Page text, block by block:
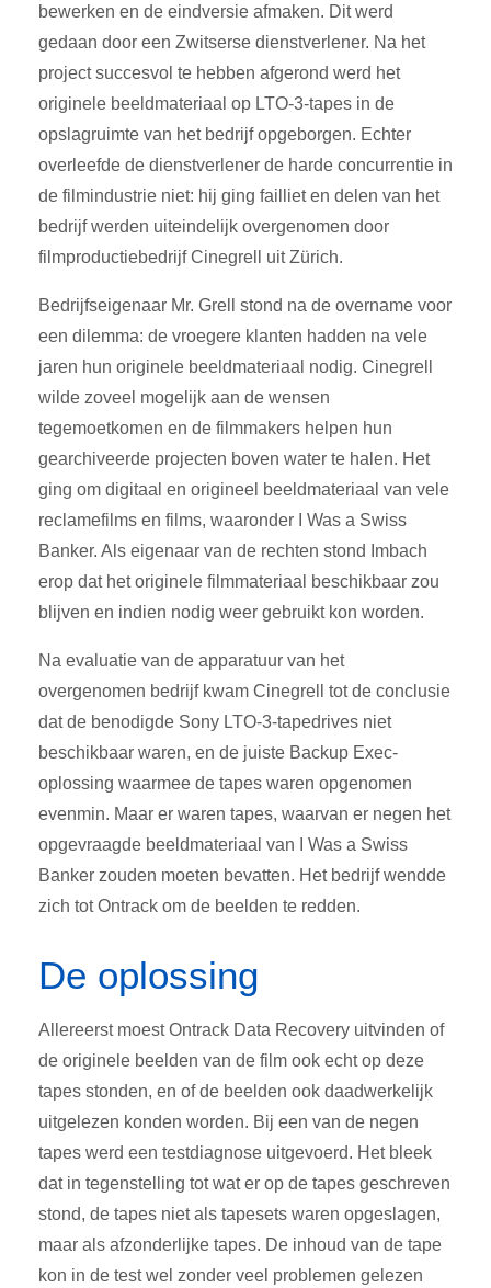
bewerken en de eindversie afmaken. Dit werd
gedaan door een Zwitserse dienstverlener. Na het
project succesvol te hebben afgerond werd het
originele beeldmateriaal op LTO-3-tapes in de
opslagruimte van het bedrijf opgeborgen. Echter
overleefde de dienstverlener de harde concurrentie in
de filmindustrie niet: hij ging failliet en delen van het
bedrijf werden uiteindelijk overgenomen door
filmproductiebedrijf Cinegrell uit Zürich.
Bedrijfseigenaar Mr. Grell stond na de overname voor
een dilemma: de vroegere klanten hadden na vele
jaren hun originele beeldmateriaal nodig. Cinegrell
wilde zoveel mogelijk aan de wensen
tegemoetkomen en de filmmakers helpen hun
gearchiveerde projecten boven water te halen. Het
ging om digitaal en origineel beeldmateriaal van vele
reclamefilms en films, waaronder I Was a Swiss
Banker. Als eigenaar van de rechten stond Imbach
erop dat het originele filmmateriaal beschikbaar zou
blijven en indien nodig weer gebruikt kon worden.
Na evaluatie van de apparatuur van het
overgenomen bedrijf kwam Cinegrell tot de conclusie
dat de benodigde Sony LTO-3-tapedrives niet
beschikbaar waren, en de juiste Backup Exec-
oplossing waarmee de tapes waren opgenomen
evenmin. Maar er waren tapes, waarvan er negen het
opgevraagde beeldmateriaal van I Was a Swiss
Banker zouden moeten bevatten. Het bedrijf wendde
zich tot Ontrack om de beelden te redden.
De oplossing
Allereerst moest Ontrack Data Recovery uitvinden of
de originele beelden van de film ook echt op deze
tapes stonden, en of de beelden ook daadwerkelijk
uitgelezen konden worden. Bij een van de negen
tapes werd een testdiagnose uitgevoerd. Het bleek
dat in tegenstelling tot wat er op de tapes geschreven
stond, de tapes niet als tapesets waren opgeslagen,
maar als afzonderlijke tapes. De inhoud van de tape
kon in de test wel zonder veel problemen gelezen